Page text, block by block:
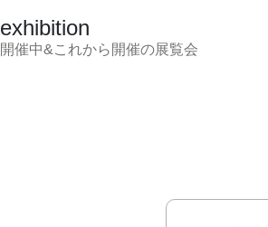
exhibition
開催中&これから開催の展覧会